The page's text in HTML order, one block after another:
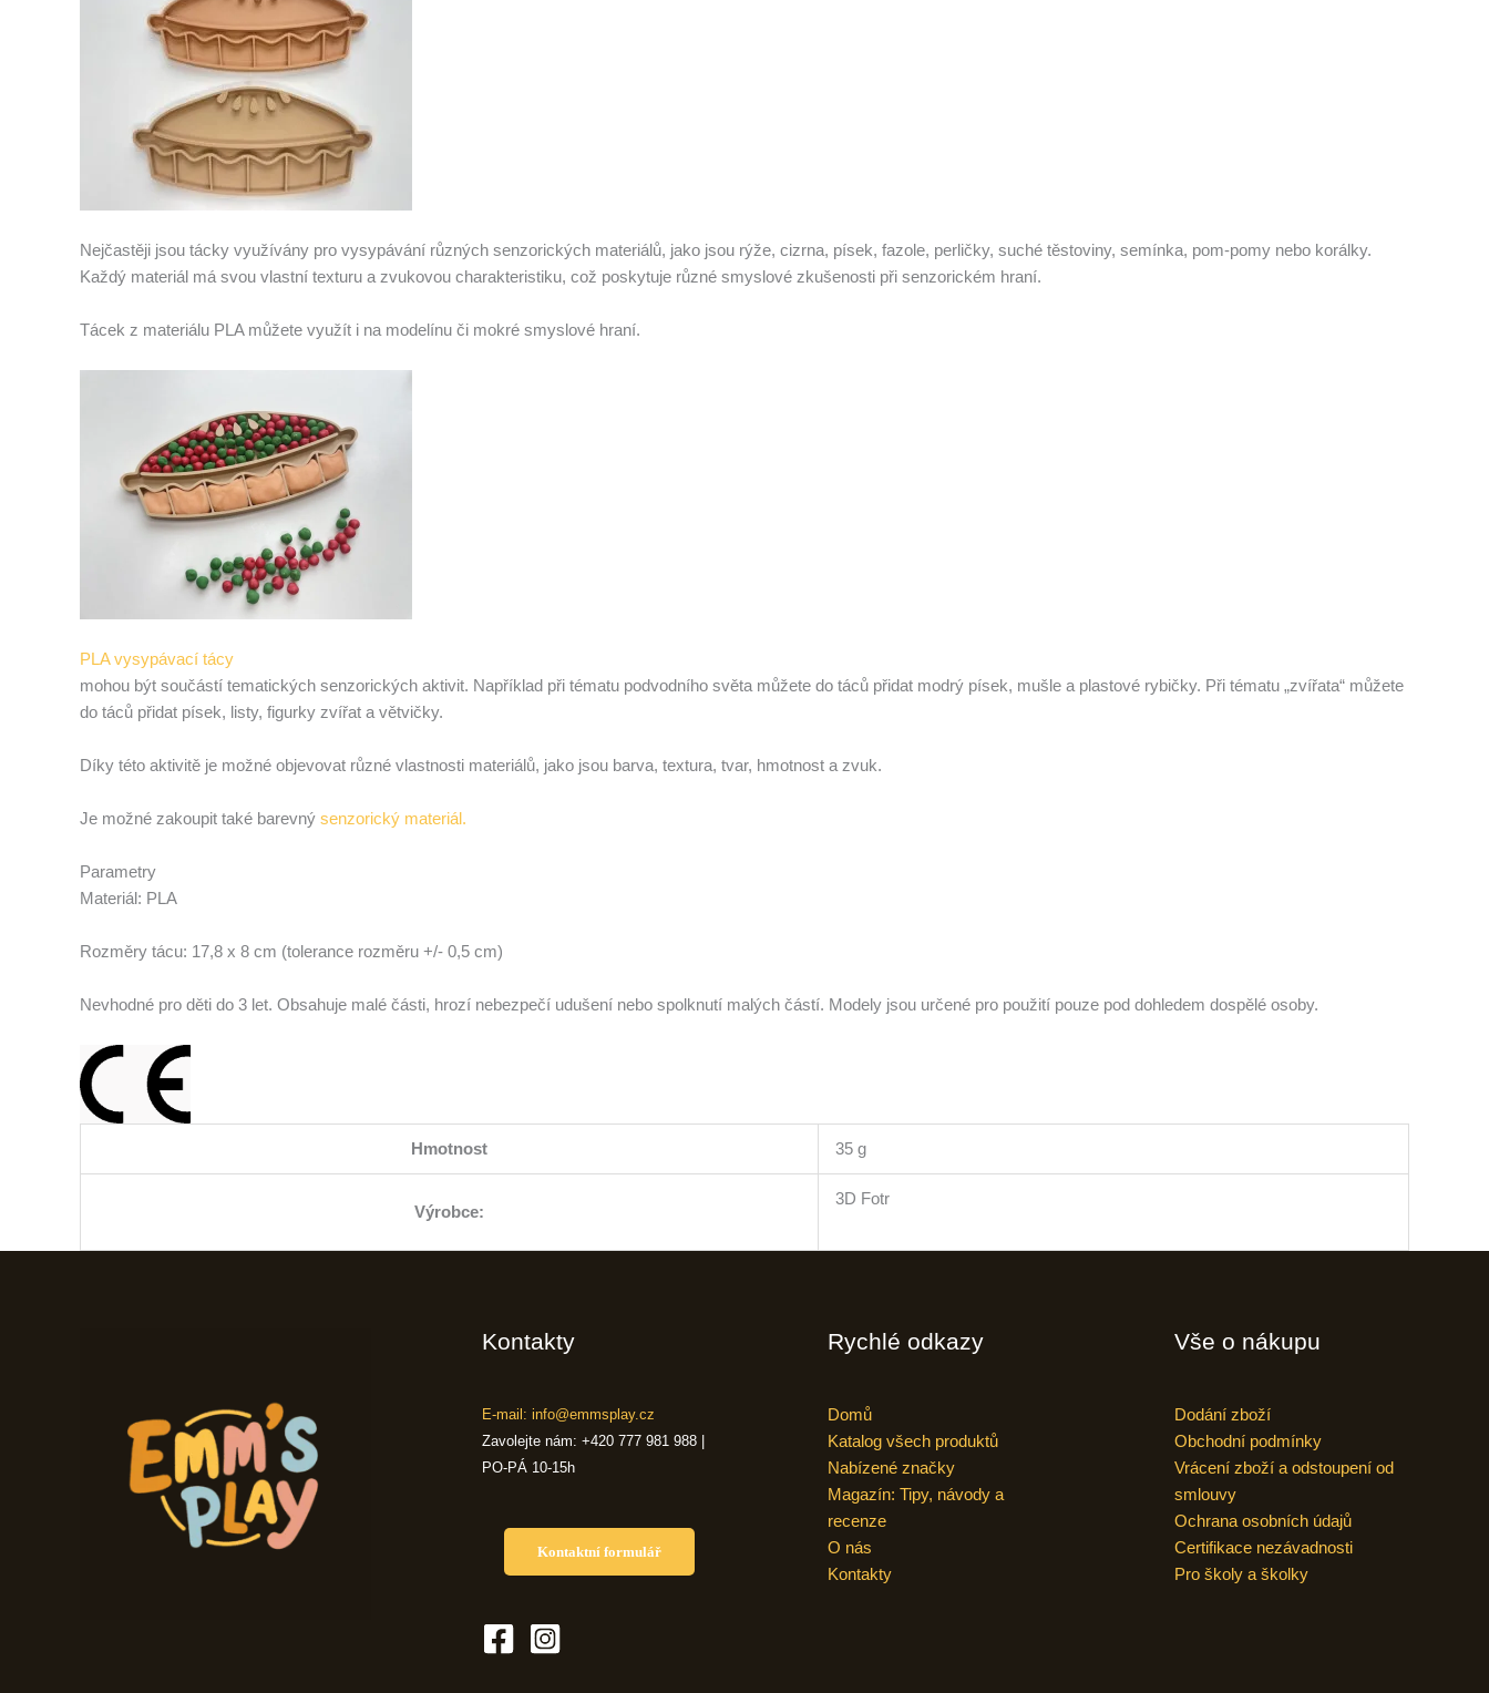
Nejčastěji jsou tácky využívány pro vysypávání různých senzorických materiálů, jako jsou rýže, cizrna, písek, fazole, perličky, suché těstoviny, semínka, pom-pomy nebo korálky.
Každý materiál má svou vlastní texturu a zvukovou charakteristiku, což poskytuje různé smyslové zkušenosti při senzorickém hraní.
Tácek z materiálu PLA můžete využít i na modelínu či mokré smyslové hraní.
PLA vysypávací tácy
mohou být součástí tematických senzorických aktivit. Například při tématu podvodního světa můžete do táců přidat modrý písek, mušle a plastové rybičky. Při tématu „zvířata“ můžete
do táců přidat písek, listy, figurky zvířat a větvičky.
Díky této aktivitě je možné objevovat různé vlastnosti materiálů, jako jsou barva, textura, tvar, hmotnost a zvuk.
Je možné zakoupit také barevný senzorický materiál.
Parametry
Materiál: PLA
Rozměry tácu: 17,8 x 8 cm (tolerance rozměru +/- 0,5 cm)
Nevhodné pro děti do 3 let. Obsahuje malé části, hrozí nebezpečí udušení nebo spolknutí malých částí. Modely jsou určené pro použití pouze pod dohledem dospělé osoby.
Hmotnost 35 g
Výrobce:
3D Fotr
Kontakty
E-mail: info@emmsplay.cz
Zavolejte nám: +420 777 981 988 |
PO-PÁ 10-15h
Kontaktní formulář
Rychlé odkazy
Domů
Katalog všech produktů
Nabízené značky
Magazín: Tipy, návody a
recenze
O nás
Kontakty
Vše o nákupu
Dodání zboží
Obchodní podmínky
Vrácení zboží a odstoupení od
smlouvy
Ochrana osobních údajů
Certifikace nezávadnosti
Pro školy a školky